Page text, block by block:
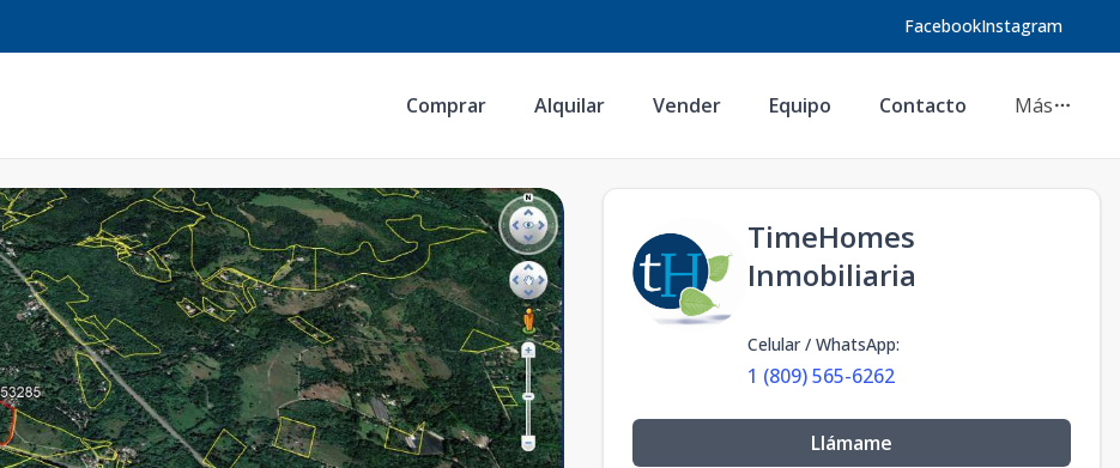
FacebookInstagram
Comprar Alquilar Vender Equipo Contacto Más
TimeHomes
Inmobiliaria
Celular / WhatsApp:
1 (809) 565-6262
Llámame